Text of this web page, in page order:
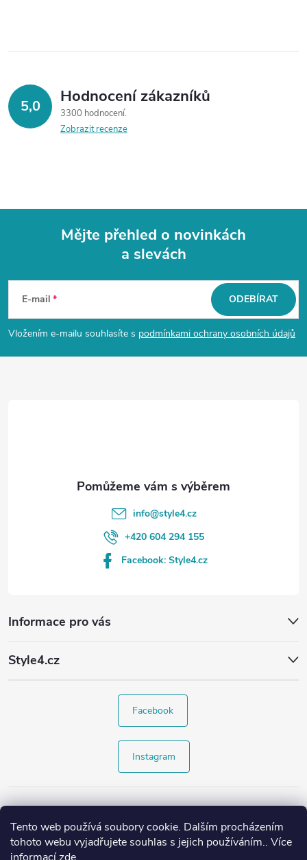
Tento web používá soubory cookie. Dalším procházením
tohoto webu vyjadřujete souhlas s jejich používáním.. Více
5,0 Hodnocení zákazníků
3300 hodnocení
Zobrazit recenze
p
Mějte přehled o novinkách
a slevách
E-mail
Vložením e-mailu souhlasíte s podmínkami ochrany osobních údajů
ODEBÍRAT
Informace pro vás
Style4.cz
info@style4.cz
+420 604 294 155
Facebook: Style4.cz
Facebook
Instagram